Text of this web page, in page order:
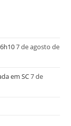
7 de agosto de
em SC7 de